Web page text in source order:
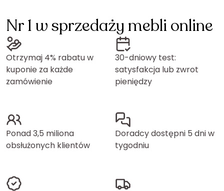
Nr 1 w sprzedaży mebli online
Otrzymaj 4% rabatu w
kuponie za każde
zamówienie
30-dniowy test:
satysfakcja lub zwrot
pieniędzy
Ponad 3,5 miliona
obsłużonych klientów
Doradcy dostępni 5 dni w
tygodniu